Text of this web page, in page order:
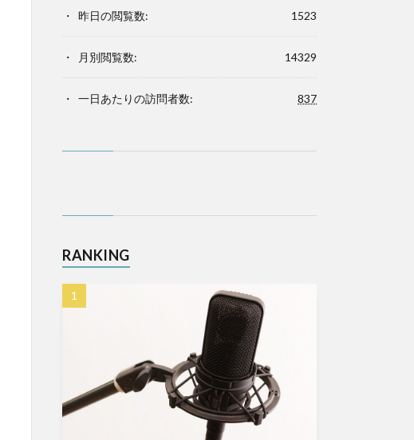
1523
昨日の閲覧数:
14329
月別閲覧数:
837
一日あたりの訪問者数:
RANKING